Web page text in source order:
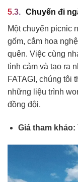
Chuyến đi
Một chuyến picnic
gốm, cắm hoa
quên. Việc cùng
tình cảm và tạo ra
FATAGI, chúng tôi
những liệu trình
đồng đội.
Giá tham khảo: